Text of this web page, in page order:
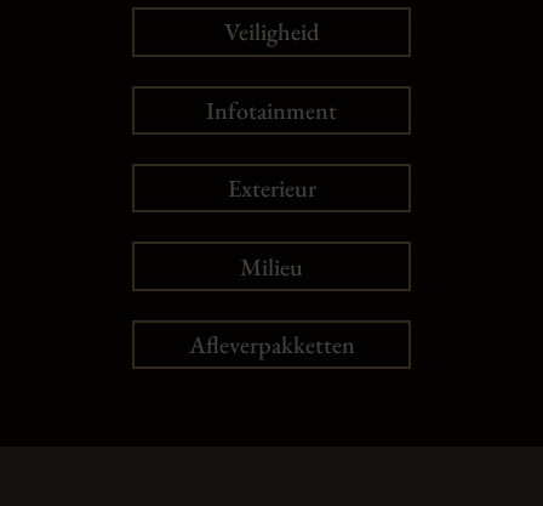
Veiligheid
Infotainment
Exterieur
Milieu
Afleverpakketten